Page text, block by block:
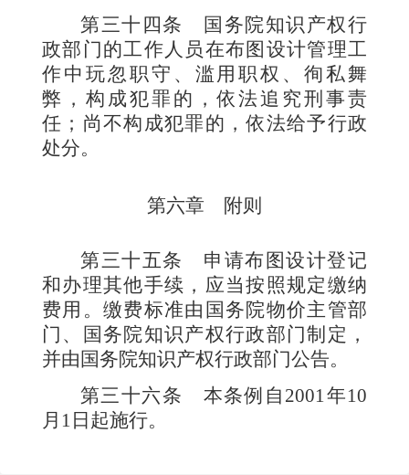
第三十四条
国务院知识产权行
政部门的工作人员在布图设计管理工
作中玩忽职守、滥用职权、徇私舞
弊，构成犯罪的，依法追究刑事责
任；尚不构成犯罪的，依法给予行政
处分。
第六章 附则
第三十五条 申请布图设计登记
和办理其他手续，应当按照规定缴纳
费用。缴费标准由国务院物价主管部
门、国务院知识产权行政部门制定，
并由国务院知识产权行政部门公告。
第三十六条 本条例自 2001年10
月 1 日起施行。